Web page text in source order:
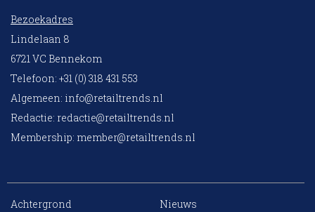
Bezoekadres
Lindelaan 8
6721 VC Bennekom
Telefoon: +31 (0) 318 431 553
Algemeen: info@retailtrends.nl
Redactie: redactie@retailtrends.nl
Membership: member@retailtrends.nl
Achtergrond
Nieuws